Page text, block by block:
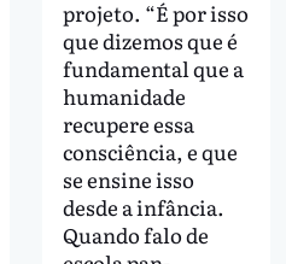
projeto. “É por isso
que dizemos que é
fundamental que a
humanidade
recupere essa
consciência, e que
se ensine isso
desde a infância.
Quando falo de